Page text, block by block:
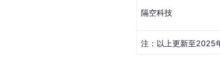
隔空科技
注：以上更新至2025